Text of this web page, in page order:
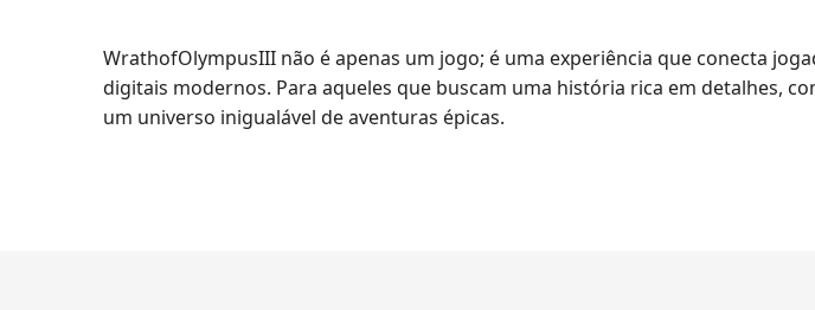
WrathofOlympusIII não é apenas um jogo; é uma experiência que conecta
digitais modernos. Para aqueles que buscam uma história rica em detalhes,
um universo inigualável de aventuras épicas.